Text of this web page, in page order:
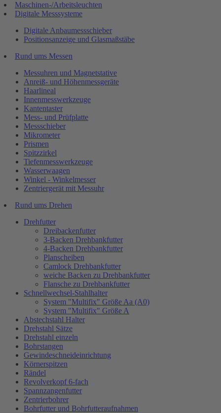
Maschinen-/Arbeitsleuchten
Digitale Messsysteme
Digitale Anbaumessschieber
Positionsanzeige und Glasmaßstäbe
Rund ums Messen
Messuhren und Magnetstative
Anreiß- und Höhenmessgeräte
Haarlineal
Innenmesswerkzeuge
Kantentaster
Mess- und Prüfplatte
Messschieber
Mikrometer
Prismen
Spitzzirkel
Tiefenmesswerkzeuge
Wasserwaagen
Winkel - Winkelmesser
Zentriergerät mit Messuhr
Rund ums Drehen
Drehfutter
Dreibackenfutter
3-Backen Drehbankfutter
4-Backen Drehbankfutter
Planscheiben
Camlock Drehbankfutter
weiche Backen zu Drehbankfutter
Flansche zu Drehbankfutter
Schnellwechsel-Stahlhalter
System "Multifix" Größe Aa (A0)
System "Multifix" Größe A
Abstechstahl Halter
Drehstahl Sätze
Drehstahl einzeln
Bohrstangen
Gewindeschneideinrichtung
Körnerspitzen
Rändel
Revolverkopf 6-fach
Spannzangenfutter
Zentrierbohrer
Bohrfutter und Bohrfutteraufnahmen